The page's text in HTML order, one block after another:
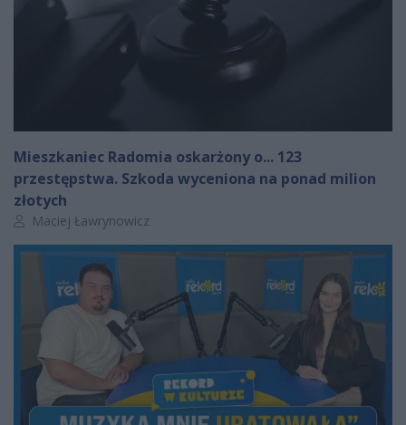
Mieszkaniec Radomia oskarżony o... 123
przestępstwa. Szkoda wyceniona na ponad milion
złotych
Autor artykułu:
Maciej Ławrynowicz